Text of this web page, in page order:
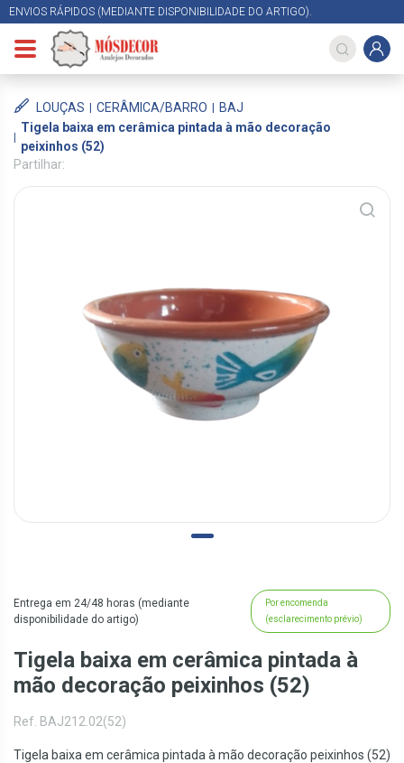
ENVIOS RÁPIDOS (MEDIANTE DISPONIBILIDADE DO ARTIGO).
LOUÇAS CERÂMICA/BARRO
BAJ
Tigela baixa em cerâmica pintada à mão decoração
peixinhos (52)
Partilhar:
Entrega em 24/48 horas (mediante
disponibilidade do artigo)
Por encomenda
(esclarecimento prévio)
Tigela baixa em cerâmica pintada à
mão decoração peixinhos (52)
Ref. BAJ212.02(52)
Tigela baixa em cerâmica pintada à mão decoração peixinhos (52)